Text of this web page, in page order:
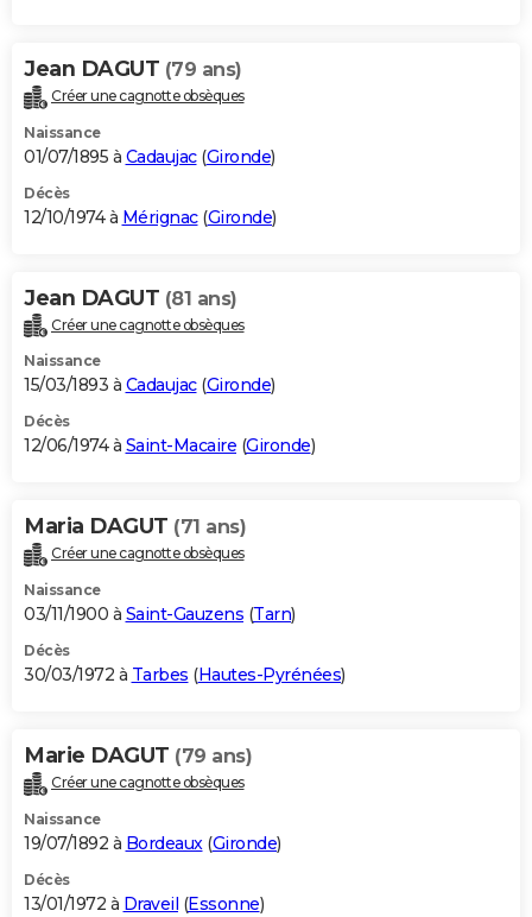
Jean DAGUT (79 ans)
Créer une cagnotte obsèques
Naissance
01/07/1895 à Cadaujac(Gironde)
Décès
12/10/1974 à Mérignac(Gironde)
Jean DAGUT (81 ans)
Créer une cagnotte obsèques
Naissance
15/03/1893 à Cadaujac(Gironde)
Décès
12/06/1974 à Saint-Macaire (Gironde)
Maria DAGUT (71 ans)
Créer une cagnotte obsèques
Naissance
03/11/1900 à Saint-Gauzens (Tarn)
Décès
30/03/1972 à Tarbes (Hautes-Pyrénées)
Marie DAGUT (79 ans)
Créer une cagnotte obsèques
Naissance
19/07/1892 à Bordeaux(Gironde)
Décès
13/01/1972 à Draveil (Essonne)